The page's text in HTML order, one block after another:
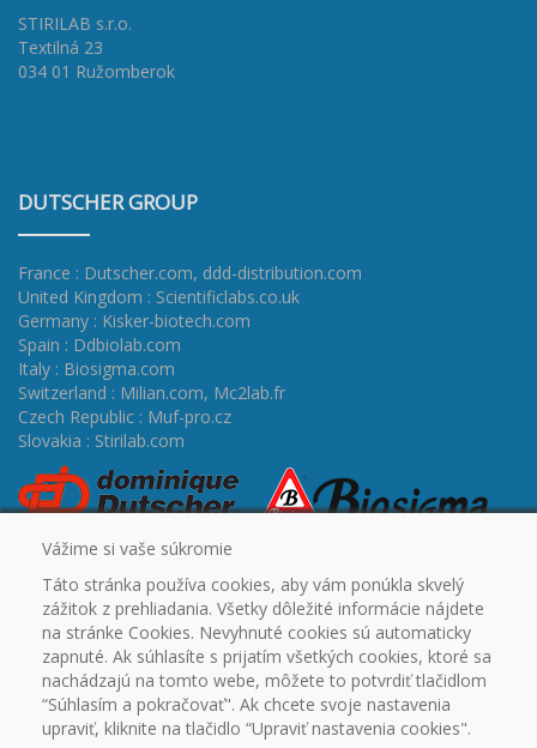
STIRILAB s.r.o.
Textilná 23
034 01 Ružomberok
DUTSCHER GROUP
France : Dutscher.com, ddd-distribution.com
United Kingdom : Scientificlabs.co.uk
Germany : Kisker-biotech.com
Spain : Ddbiolab.com
Italy : Biosigma.com
Switzerland : Milian.com, Mc2lab.fr
Czech Republic : Muf-pro.cz
Slovakia : Stirilab.com
ÚVOD CERTIFIKÁTY PROMO OUTLET
NA
STIAHNUTIE
PARTNERSKÉ SPOLOČNOSTI
KONTAKT
VŠEOBECNÉ OBCHODNÉ PODMIENKY
REKLAMAČNÝ
PORIADOK
OCHRANA OSOBNÝCH ÚDAJOV COOKIES
Vážime si vaše súkromie
Táto stránka používa cookies, aby vám ponúkla skvelý
zážitok z prehliadania. Všetky dôležité informácie nájdete
na stránke Cookies. Nevyhnuté cookies sú automaticky
zapnuté. Ak súhlasíte s prijatím všetkých cookies, ktoré sa
nachádzajú na tomto webe, môžete to potvrdiť tlačidlom
“Súhlasím a pokračovať". Ak chcete svoje nastavenia
upraviť, kliknite na tlačidlo “Upraviť nastavenia cookies".